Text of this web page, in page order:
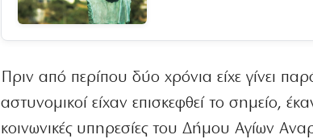
Πριν από περίπου δύο χρόνια είχε γίνει
αστυνομικοί είχαν επισκεφθεί το σημείο,
κοινωνικές υπηρεσίες του Δήμου Αγίων